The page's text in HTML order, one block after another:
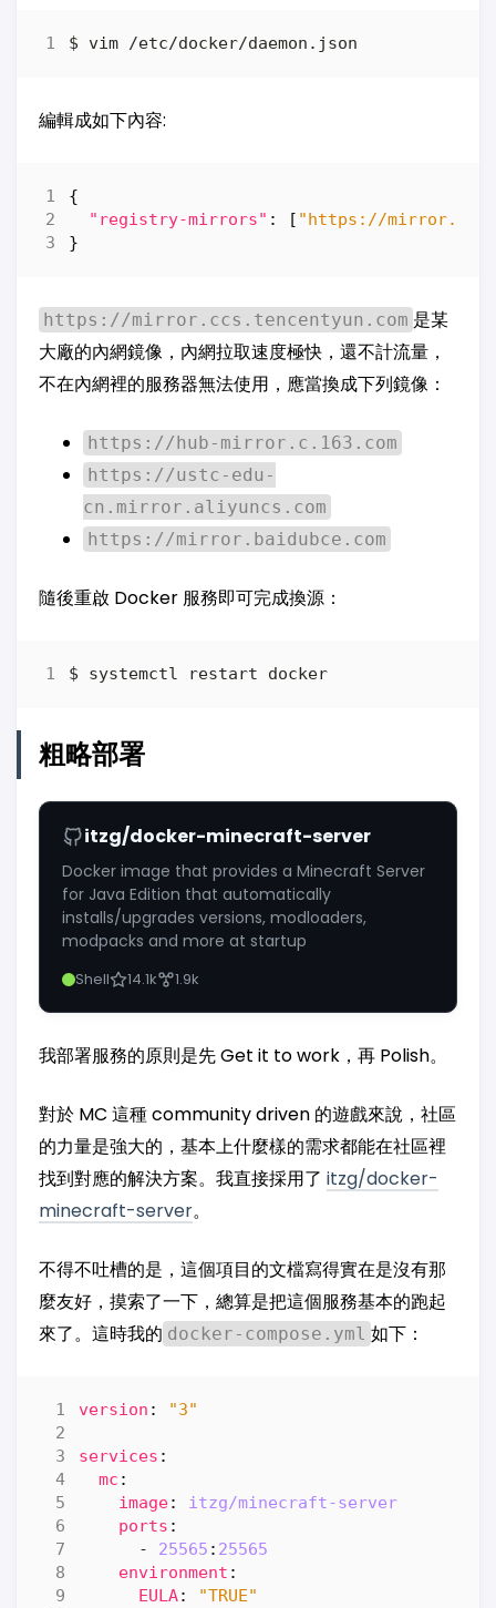
編輯成如下內容:
{
"registry-mirrors" : [ "https://
}
https://mirror.ccs.tencentyun.com 是某
大廠的內網鏡像，內網拉取速度極快，還不計流量，
不在內網裡的服務器無法使用，應當換成下列鏡像：
https://hub-mirror.c.163.com
https://ustc-edu-
cn.mirror.aliyuncs.com
https://mirror.baidubce.com
隨後重啟 Docker 服務即可完成換源：
粗略部署
itzg/docker-minecraft-server
Docker image that provides a Minecraft Server
for Java Edition that automatically
installs/upgrades versions, modloaders,
modpacks and more at startup
Shell 14.1k 1.9k
我部署服務的原則是先 Get it to work，再 Polish。
對於 MC 這種 community driven 的遊戲來說，社區
的力量是強大的，基本上什麼樣的需求都能在社區裡
找到對應的解決方案。我直接採用了 itzg/docker-
minecraft-server。
不得不吐槽的是，這個項目的文檔寫得實在是沒有那
麼友好，摸索了一下，總算是把這個服務基本的跑起
來了。這時我的 docker-compose.yml 如下：
version : "3"
services :
mc :
image:
itzg/minecraft-server
ports :
- 25565 : 25565
environment :
EULA:
"TRUE"